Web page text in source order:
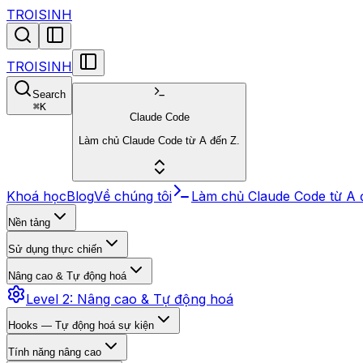
TROISINH
TROISINH
Search
⌘K
Claude Code
Làm chủ Claude Code từ A đến Z.
Khoá họcBlogVề chúng tôi Làm chủ Claude Code từ A
Nền tảng
Sử dụng thực chiến
Nâng cao & Tự động hoá
Level 2: Nâng cao & Tự động hoá
Hooks — Tự động hoá sự kiện
Tính năng nâng cao